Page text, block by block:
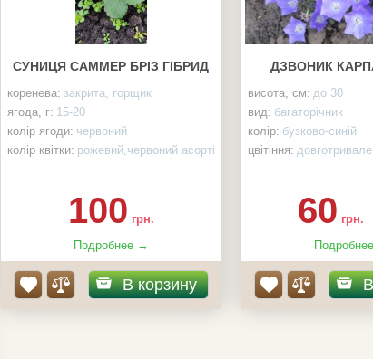
СУНИЦЯ САММЕР БРІЗ ГІБРИД
коренева: закрита, горщик
ягода, г: 15-20
колір ягоди: червоний
колір квітки: рожевий,червоний асорті
100 грн.
Подробнее →
В корзину
ДЗВОНИК
висота, см: до 30
вид: багаторічник
колір: бузково-синій
цвітіння: довготривале
60 грн.